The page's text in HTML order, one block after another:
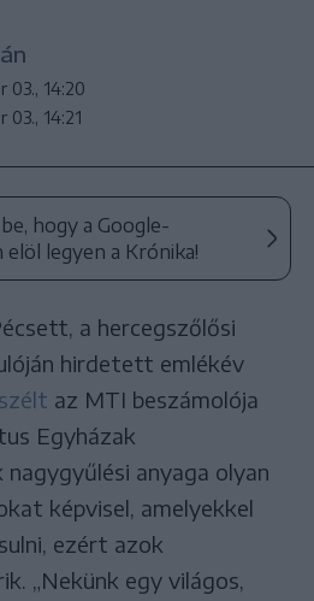
03., 14:20
03., 14:21
hogy a Google-
legyen a Krónika!
a hercegszőlősi
hirdetett emlékév
az MTI beszámolója
Egyházak
anyaga olyan
képvisel, amelyekkel
ezért azok
„Nekünk egy világos,